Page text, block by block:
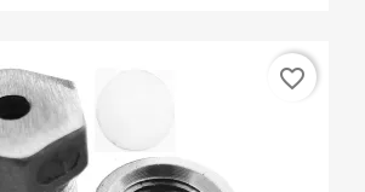
favorite_border